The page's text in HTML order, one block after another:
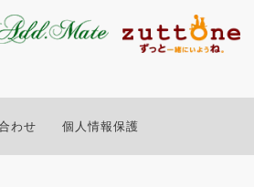
わせ 個人情報保護